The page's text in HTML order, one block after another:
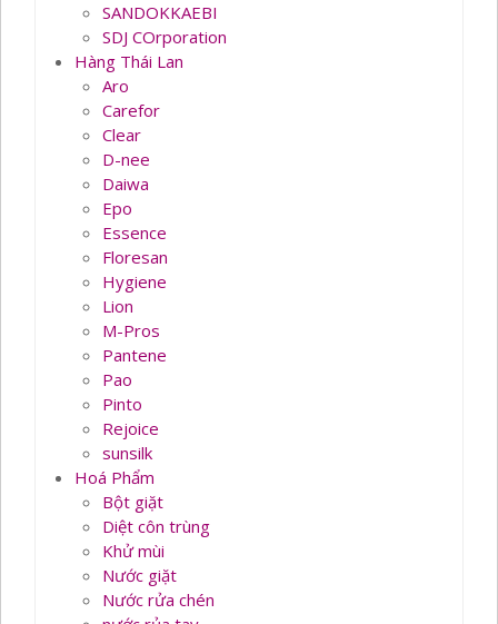
SANDOKKAEBI
SDJ COrporation
Hàng Thái Lan
Aro
Carefor
Clear
D-nee
Daiwa
Epo
Essence
Floresan
Hygiene
Lion
M-Pros
Pantene
Pao
Pinto
Rejoice
sunsilk
Hoá Phẩm
Bột giặt
Diệt côn trùng
Khử mùi
Nước giặt
Nước rửa chén